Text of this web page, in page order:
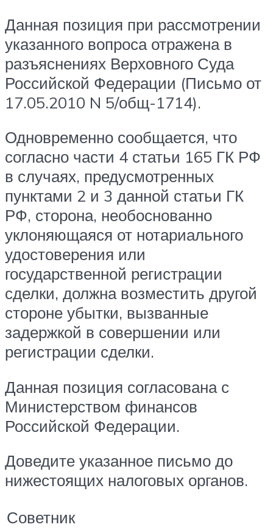
Данная позиция при рассмотрении
указанного вопроса отражена в
разъяснениях Верховного Суда
Российской Федерации (Письмо от
17.05.2010 N 5/общ-1714).
Одновременно сообщается, что
согласно части 4 статьи 165 ГК РФ
в случаях, предусмотренных
пунктами 2 и 3 данной статьи ГК
РФ, сторона, необоснованно
уклоняющаяся от нотариального
удостоверения или
государственной регистрации
сделки, должна возместить другой
стороне убытки, вызванные
задержкой в совершении или
регистрации сделки.
Данная позиция согласована с
Министерством финансов
Российской Федерации.
Доведите указанное письмо до
нижестоящих налоговых органов.
Советник